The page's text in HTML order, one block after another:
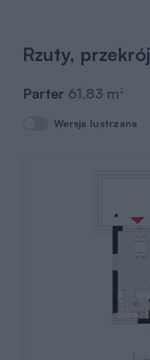
Rzuty,
Parter 61,83 m 2
Wersja lustrzana
Wersja lustrzana